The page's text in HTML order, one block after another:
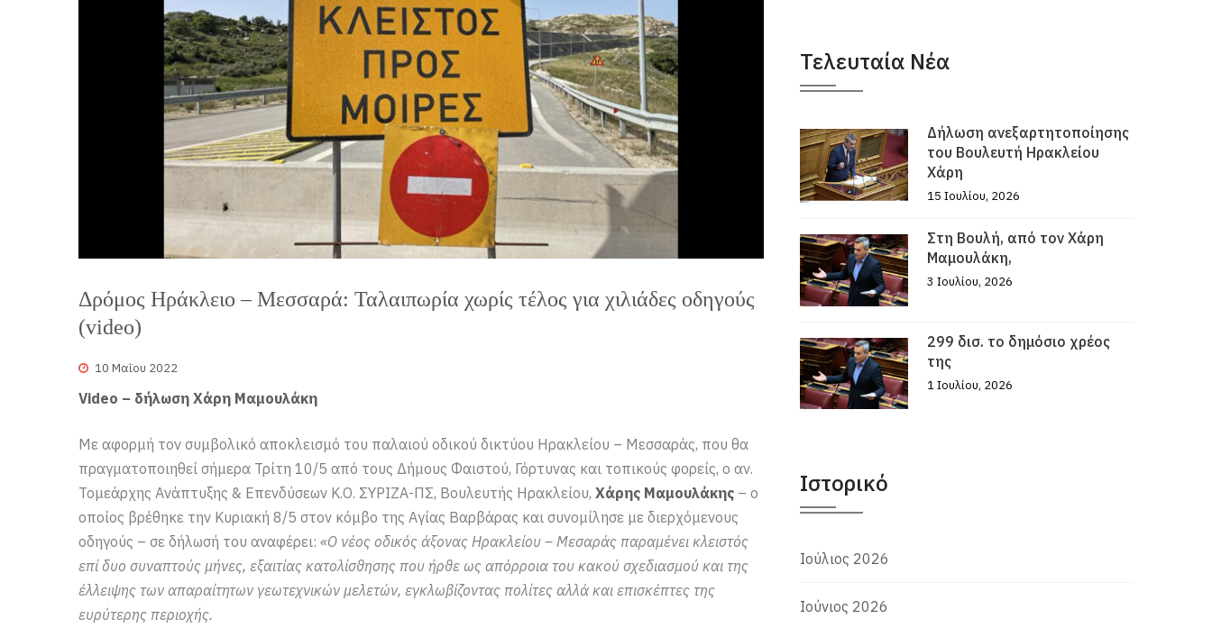
Δρόμος Ηράκλειο – Μεσσαρά: Ταλαιπωρία χωρίς τέλος για χιλιάδες οδηγούς
(video)
10 Μαΐου 2022
Video – δήλωση Χάρη Μαμουλάκη
Με αφορμή τον συμβολικό αποκλεισμό του παλαιού οδικού δικτύου Ηρακλείου – Μεσσαράς, που θα
πραγματοποιηθεί σήμερα Τρίτη 10/5 από τους Δήμους Φαιστού, Γόρτυνας και τοπικούς φορείς, ο αν.
Τομεάρχης Ανάπτυξης & Επενδύσεων Κ.Ο. ΣΥΡΙΖΑ-ΠΣ, Βουλευτής Ηρακλείου, Χάρης Μαμουλάκης – ο
οποίος βρέθηκε την Κυριακή 8/5 στον κόμβο της Αγίας Βαρβάρας και συνομίλησε με διερχόμενους
οδηγούς – σε δήλωσή του αναφέρει: «Ο νέος οδικός άξονας Ηρακλείου – Μεσαράς παραμένει κλειστός
επί δυο συναπτούς μήνες, εξαιτίας κατολίσθησης που ήρθε ως απόρροια του κακού σχεδιασμού και της
έλλειψης των απαραίτητων γεωτεχνικών μελετών, εγκλωβίζοντας πολίτες αλλά και επισκέπτες της
ευρύτερης περιοχής.
Τελευταία Νέα
Δήλωση ανεξαρτητοποίησης
του Βουλευτή Ηρακλείου
Χάρη
15 Ιουλίου, 2026
Στη Βουλή, από τον Χάρη
Μαμουλάκη,
3 Ιουλίου, 2026
299 δισ. το δημόσιο χρέος
της
1 Ιουλίου, 2026
Ιστορικό
Ιούλιος 2026
Ιούνιος 2026